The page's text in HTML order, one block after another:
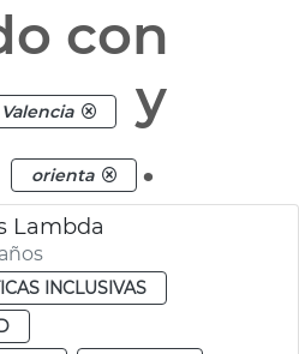
con
Valencia
y
orienta .
Lambda
INCLUSIVAS